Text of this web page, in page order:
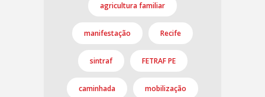
agricultura familiar
manifestação Recife
sintraf FETRAF PE
caminhada mobilização